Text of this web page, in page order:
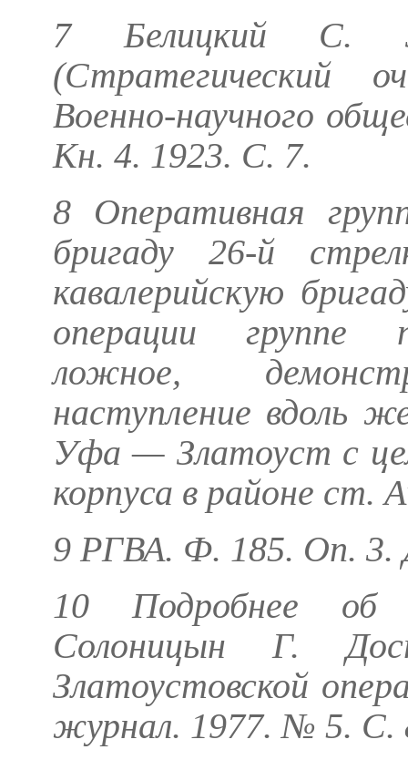
7 Белицкий С.
(Стратегический
Военно-научного
Кн. 4. 1923. С. 7.
8 Оперативная
бригаду 26-й
кавалерийскую
операции группе
ложное,
наступление вдоль
Уфа — Златоуст с
корпуса в районе ст.
9 РГВА. Ф. 185. Оп. 3.
10 Подробнее
Солоницын Г.
Златоустовской
журнал. 1977. № 5.